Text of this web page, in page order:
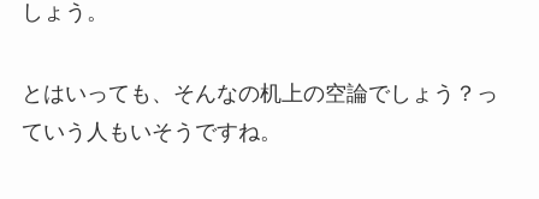
しょう。
とはいっても、そんなの机上の空論でしょう？っ
ていう人もいそうですね。